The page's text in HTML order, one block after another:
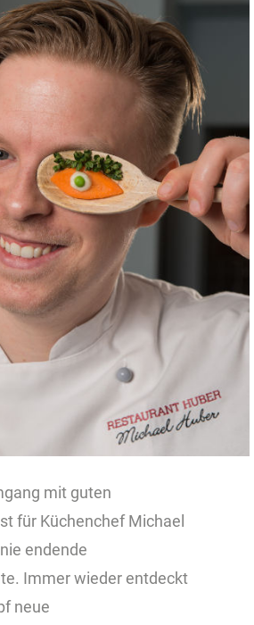
mit guten
für Küchenchef Michael
endende
Immer wieder entdeckt
neue